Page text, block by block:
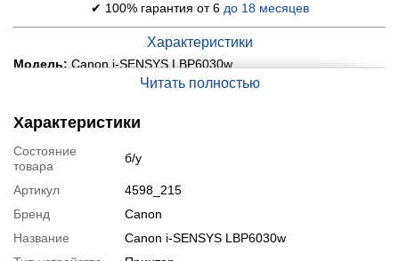
✔ 100% гарантия от 6 до 18 месяцев
Характеристики
Модель: Canon i-SENSYS LBP6030w
лазерный
Скорость печати:18 стр/мин
Формат бумаги:
Разрешение печати:
Интерфейсы:
1x USB 2.0, Wi-Fi
Дуплекс:
Читать полностью
Характеристики
Состояние
товара
б/у
Артикул
4598_215
Бренд
Canon
Название
Canon i-SENSYS LBP6030w